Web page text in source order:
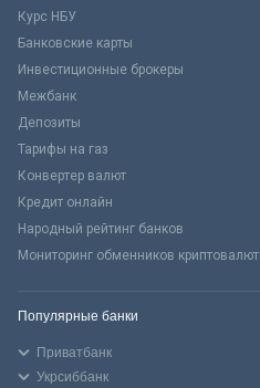
Курс НБУ
Банковские карты
Инвестиционные брокеры
Межбанк
Депозиты
Тарифы на газ
Конвертер валют
Кредит онлайн
Народный рейтинг банков
Мониторинг обменников криптовалют
Популярные банки
Приватбанк
Укрсиббанк